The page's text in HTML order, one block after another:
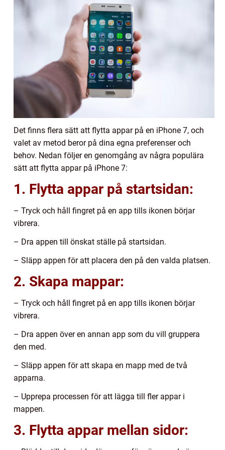
Det finns flera sätt att flytta appar på en iPhone 7, och
valet av metod beror på dina egna preferenser och
behov. Nedan följer en genomgång av några populära
sätt att flytta appar på iPhone 7:
1. Flytta appar på startsidan:
– Tryck och håll fingret på en app tills ikonen börjar
vibrera.
– Dra appen till önskat ställe på startsidan.
– Släpp appen för att placera den på den valda platsen.
2. Skapa mappar:
– Tryck och håll fingret på en app tills ikonen börjar
vibrera.
– Dra appen över en annan app som du vill gruppera
den med.
– Släpp appen för att skapa en mapp med de två
apparna.
– Upprepa processen för att lägga till fler appar i
mappen.
3. Flytta appar mellan sidor: